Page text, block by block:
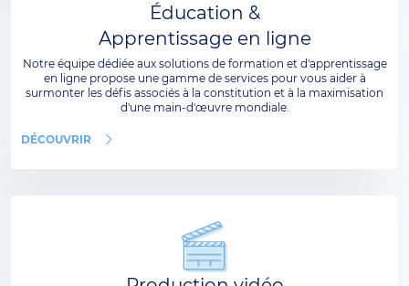
Éducation &
Apprentissage en ligne
Notre équipe dédiée aux solutions de formation et d'apprentissage
en ligne propose une gamme de services pour vous aider à
surmonter les défis associés à la constitution et à la maximisation
d'une main-d'œuvre mondiale.
DÉCOUVRIR